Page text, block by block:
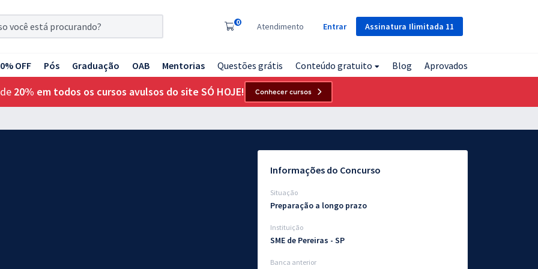
Assinatura Ilimitada 11
0 Atendimento Entrar
OFF Pós Graduação OAB Mentorias Questões grátis Conteúdo gratuito Blog Aprovados
20% em todos os cursos avulsos do site SÓ HOJE! Conhecer cursos
Informações do Concurso
Situação
Preparação a longo prazo
Instituição
SME de Pereiras - SP
Banca anterior